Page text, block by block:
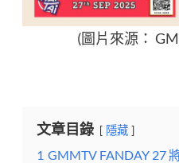
(圖片來源：
文章目錄 隱藏
1 GMMTV FANDAY 27